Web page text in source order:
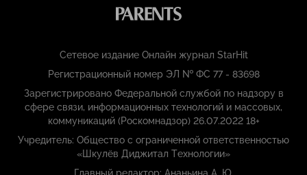
Сетевое издание Онлайн журнал StarHit
Регистрационный номер ЭЛ № ФС 77 - 83698
Зарегистрировано Федеральной службой по надзору в
сфере связи, информационных технологий и массовых,
коммуникаций (Роскомнадзор) 26.07.2022 18+
Учредитель: Общество с ограниченной ответственностью
«Шкулёв Диджитал Технологии»
Главный редактор: Ананьина А. Ю.